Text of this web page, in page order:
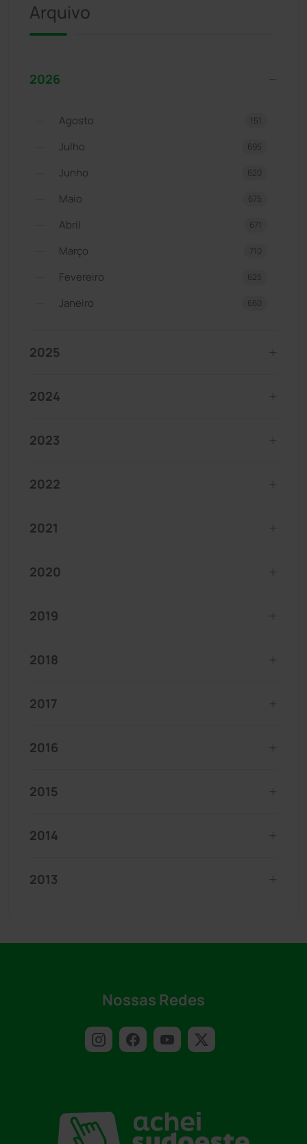
Arquivo
2026
Agosto 151
Julho 695
Junho 620
Maio 675
Abril 671
Março 710
Fevereiro 625
Janeiro 660
2025
2024
2023
2022
2021
2020
2019
2018
2017
2016
2015
2014
2013
Nossas Redes